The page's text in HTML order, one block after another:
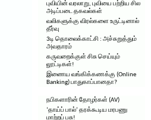
புவியின் வரலாறு, புவியை பற்றிய சில
அடிப்படை தகவல்கள்
வலிகளுக்கு விரல்களை உருட்டினால்
தீர்வு
3டி தொலைக்காட்சி : அச்சுறுத்தும்
அவதாரம்
கருவறைக்குள் சிசு செய்யும்
லூட்டிகள்!
இணைய வங்கிக்கணக்கு (Online
Banking) பாதுகாப்பானதா?
நபிகளாரின் தோழர்கள் (AV)
‘தாய்ப் பால்’ தரக்கூடிய மரபணு
மாற்றப் பசு!